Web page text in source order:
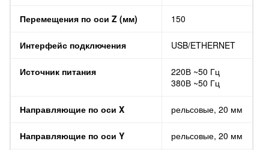
Перемещения по оси Z (мм) 150
Интерфейс подключения USB/ETHERNET
Источник питания
220В ~50 Гц
380В ~50 Гц
Направляющие по оси X рельсовые, 20 мм
Направляющие по оси Y рельсовые, 20 мм